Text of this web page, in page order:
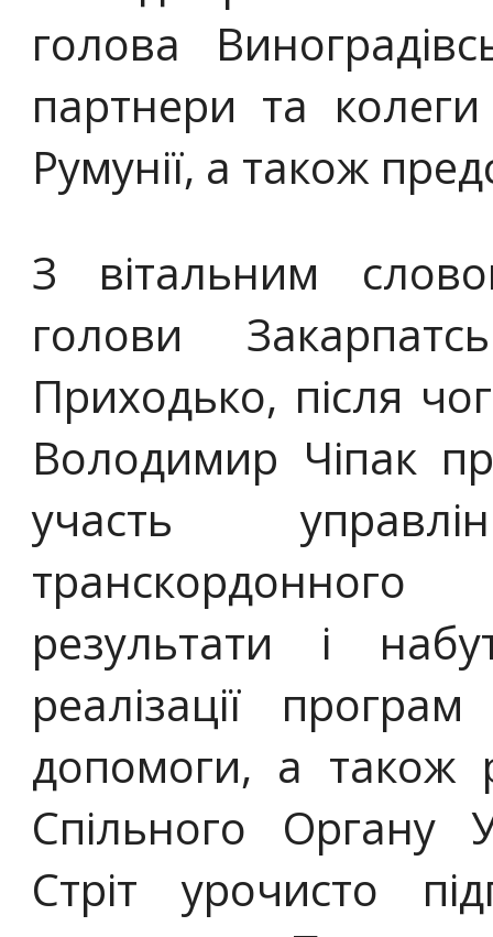
голова
партнери та
Румунії, а також
З вітальним
голови
Приходько, після
Володимир Чіпак
участь
результати і
реалізації
допомоги, а також
Спільного Органу
Стріт урочисто